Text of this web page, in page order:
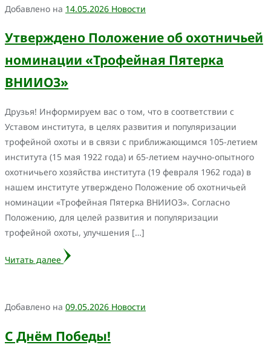
Добавлено на 14.05.2026 Новости
Утверждено Положение об охотничьей
номинации «Трофейная Пятерка
ВНИИОЗ»
Друзья! Информируем вас о том, что в соответствии с
Уставом института, в целях развития и популяризации
трофейной охоты и в связи с приближающимся 105-летием
института (15 мая 1922 года) и 65-летием научно-опытного
охотничьего хозяйства института (19 февраля 1962 года) в
нашем институте утверждено Положение об охотничьей
номинации «Трофейная Пятерка ВНИИОЗ». Согласно
Положению, для целей развития и популяризации
трофейной охоты, улучшения […]
Читать далее
Добавлено на 09.05.2026 Новости
С Днём Победы!